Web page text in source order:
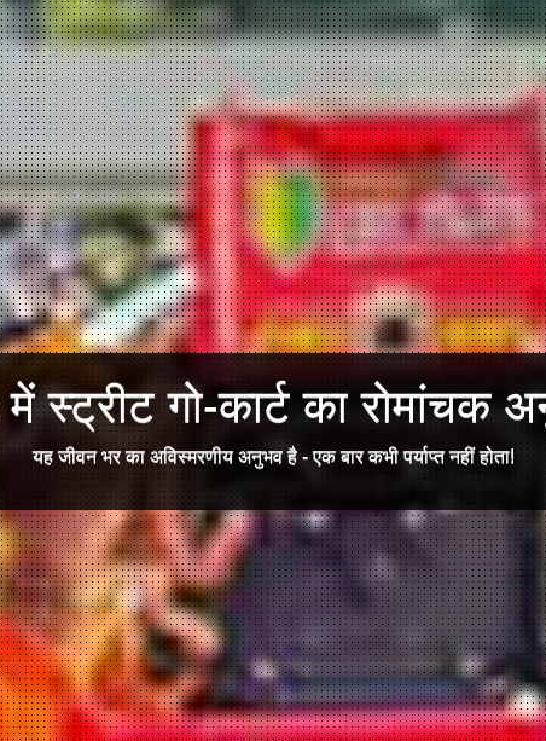
स्ट्रीट गो-कार्ट का रोमांचक
यह जीवन भर का अविस्मरणीय अनुभव है - एक बार कभी पर्याप्त नहीं होता!